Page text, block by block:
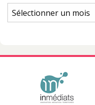
Archives